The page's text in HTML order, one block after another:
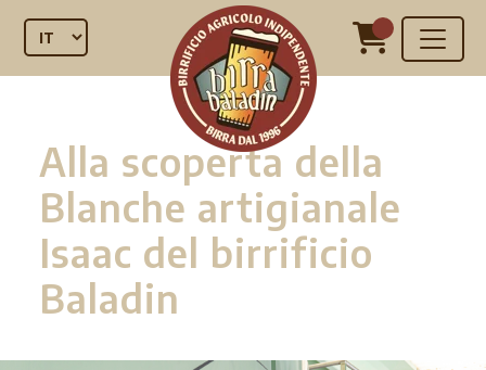
Alla scoperta della
Blanche artigianale
Isaac del birrificio
Baladin